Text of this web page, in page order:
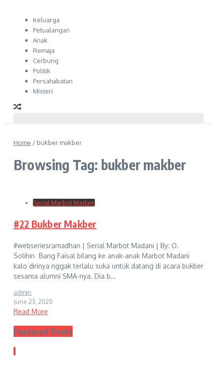
Keluarga
Petualangan
Anak
Remaja
Cerbung
Politik
Persahabatan
Misteri
Home / bukber makber
Browsing Tag: bukber makber
Serial Marbot Madani
#22 Bukber Makber
#webseriesramadhan | Serial Marbot Madani | By: O.
Solihin Bang Faisal bilang ke anak-anak Marbot Madani
kalo dirinya nggak terlalu suka untuk datang di acara bukber
sesama alumni SMA-nya. Dia b...
admin
June 23, 2020
Read More
Featured Posts
1